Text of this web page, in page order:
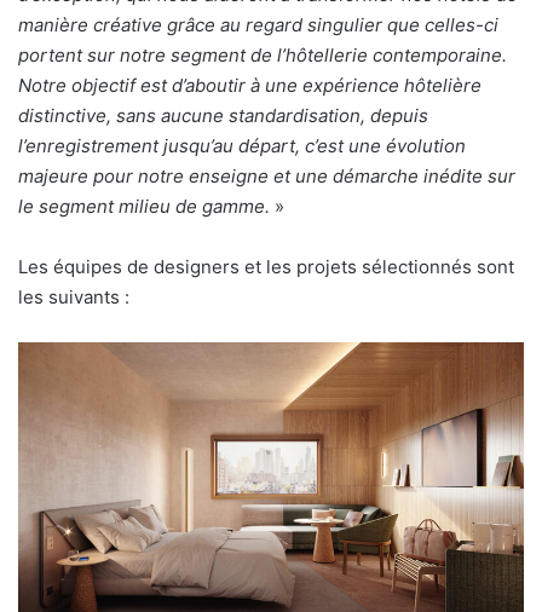
manière créative grâce au regard singulier que celles-ci
portent sur notre segment de l’hôtellerie contemporaine.
Notre objectif est d’aboutir à une expérience hôtelière
distinctive, sans aucune standardisation, depuis
l’enregistrement jusqu’au départ, c’est une évolution
majeure pour notre enseigne et une démarche inédite sur
le segment milieu de gamme. »
Les équipes de designers et les projets sélectionnés sont
les suivants :